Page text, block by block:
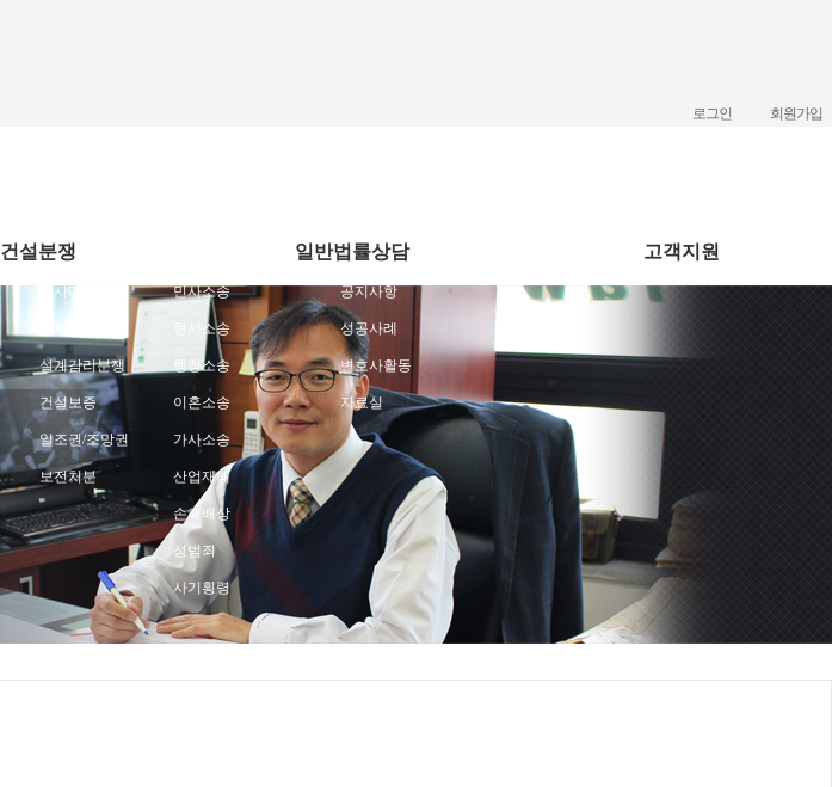
로그인 회원가입
건설분쟁
공사대금청구
설계감리분쟁
건설보증
일조권/조망권
보전처분
일반법률상담
민사소송
형사소송
행정소송
이혼소송
가사소송
산업재해
손해배상
성범죄
사기횡령
고객지원
공지사항
성공사례
변호사활동
자료실